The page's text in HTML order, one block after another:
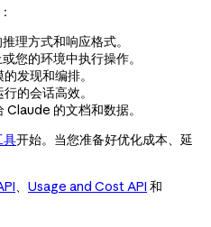
理方式和响应格式。
您的环境中执行操作。
发现和编排。
的会话高效。
Claude 的文档和数据。
具开始。当您准备好优化成本、延
、 Usage and Cost API 和